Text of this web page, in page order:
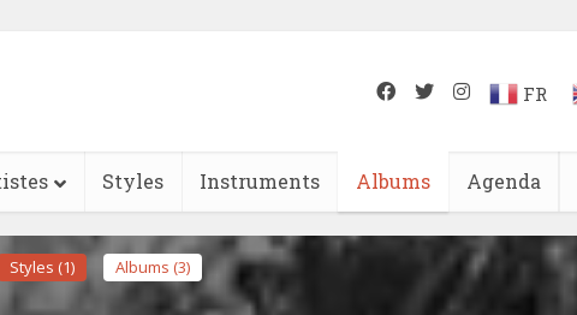
FR
Styles Instruments Albums Agenda
Styles (1) Albums (3)